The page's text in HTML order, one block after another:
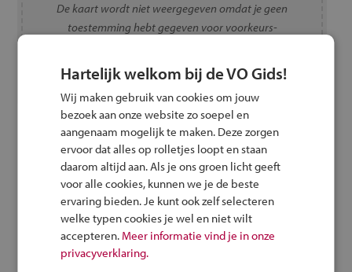
16scholengevonden in Zijdewind en omstreken.
Klik op de school voor meer informatie.
De kaart wordt niet weergegeven omdat je geen
toestemming hebt gegeven voor voorkeurs-
Toestemming wijzigen
Hartelijk welkom bij de VO Gids!
Wij maken gebruik van cookies om jouw
bezoek aan onze website zo soepel en
aangenaam mogelijk te maken. Deze zorgen
ervoor dat alles op rolletjes loopt en staan
daarom altijd aan. Als je ons groen licht geeft
voor alle cookies, kunnen we je de beste
ervaring bieden. Je kunt ook zelf selecteren
welke typen cookies je wel en niet wilt
accepteren. Meer informatie vind je in onze
privacyverklaring.